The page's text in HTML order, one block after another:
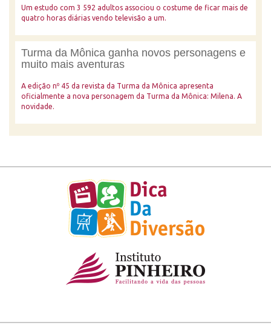
Um estudo com 3 592 adultos associou o costume de ficar mais de
quatro horas diárias vendo televisão a um.
Turma da Mônica ganha novos personagens e
muito mais aventuras
A edição nº 45 da revista da Turma da Mônica apresenta
oficialmente a nova personagem da Turma da Mônica: Milena. A
novidade.